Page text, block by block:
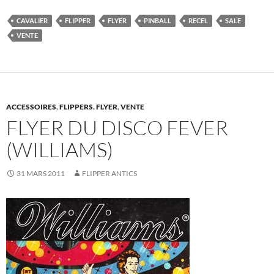
CAVALIER FLIPPER FLYER PINBALL RECEL
SALE
VENTE
ACCESSOIRES,FLIPPERS,FLYER,VENTE
FLYER DU DISCO FEVER
(WILLIAMS)
31 MARS 2011 FLIPPER ANTICS